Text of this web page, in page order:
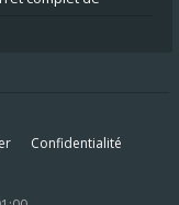
Confidentialité